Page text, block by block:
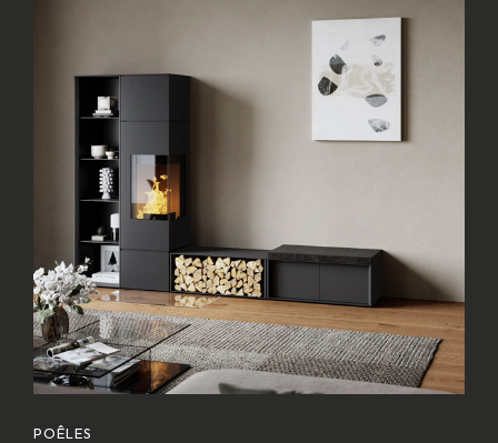
POÊLES